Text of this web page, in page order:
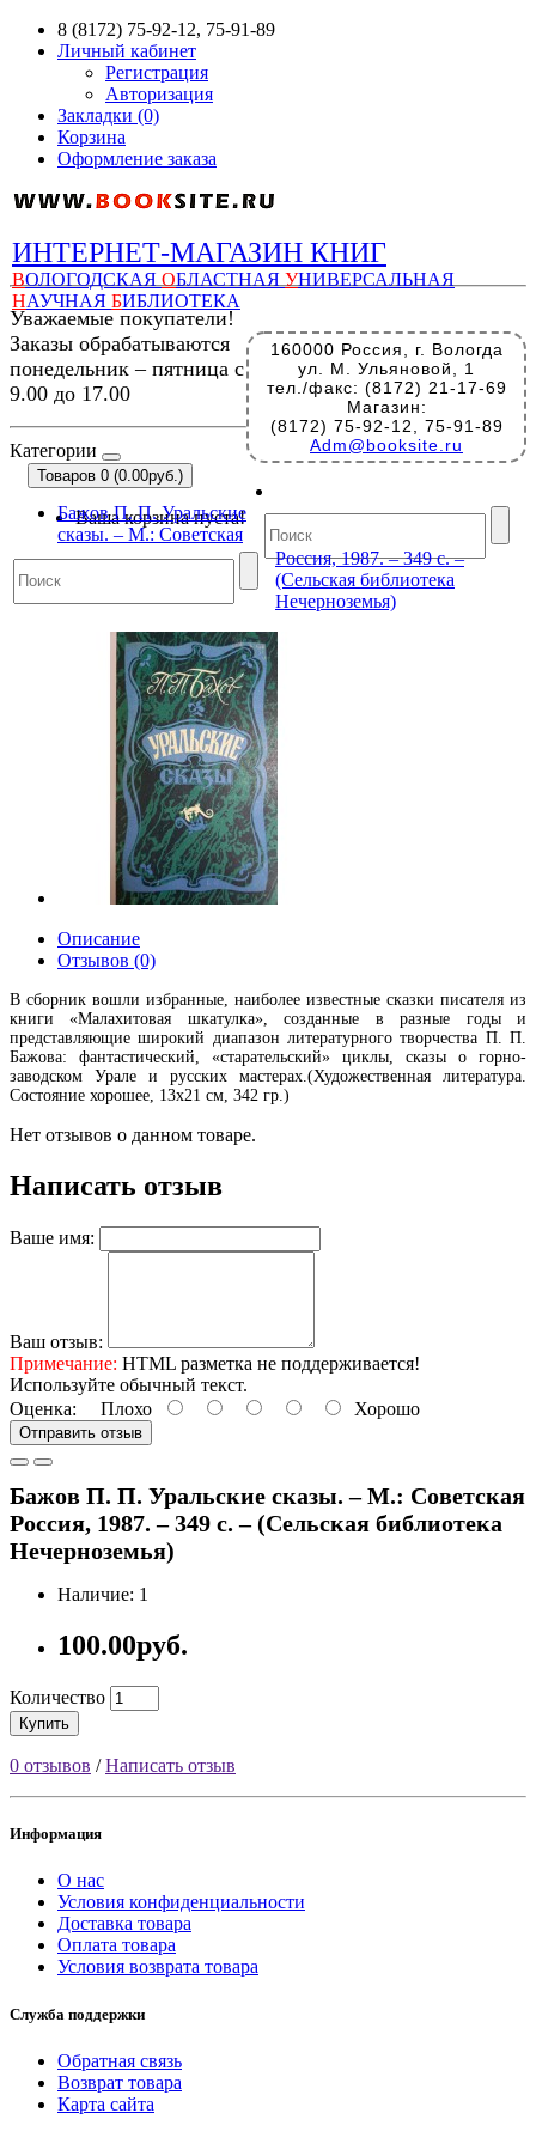
8 (8172) 75-92-12, 75-91-89
Личный кабинет
Регистрация
Авторизация
Закладки (0)
Корзина
Оформление заказа
ИНТЕРНЕТ-МАГАЗИН КНИГ
ВОЛОГОДСКАЯ ОБЛАСТНАЯ УНИВЕРСАЛЬНАЯ
НАУЧНАЯ БИБЛИОТЕКА
160000 Россия, г. Вологда
ул. М. Ульяновой, 1
тел./факс: (8172) 21-17-69
Магазин:
(8172) 75-92-12, 75-91-89
Adm@booksite.ru
Уважаемые покупатели!
Заказы обрабатываются
понедельник – пятница с
9.00 до 17.00
Категории
Товаров 0 (0.00руб.)
Ваша корзина пуста!
Бажов П. П. Уральские
сказы. – М.: Советская
Россия, 1987. – 349 с. –
(Сельская библиотека
Нечерноземья)
Описание
Отзывов (0)
В сборник вошли избранные, наиболее известные сказки писателя из
книги «Малахитовая шкатулка», созданные в разные годы и
представляющие широкий диапазон литературного творчества П. П.
Бажова: фантастический, «старательский» циклы, сказы о горно-
заводском Урале и русских мастерах.(Художественная литература.
Состояние хорошее, 13х21 см, 342 гр.)
Нет отзывов о данном товаре.
Написать отзыв
Ваше имя:
Ваш отзыв:
Примечание: HTML разметка не поддерживается!
Используйте обычный текст.
Оценка: Плохо Хорошо
Отправить отзыв
Бажов П. П. Уральские сказы. – М.: Советская
Россия, 1987. – 349 с. – (Сельская библиотека
Нечерноземья)
Наличие: 1
100.00руб.
Количество
Купить
0 отзывов /Написать отзыв
Информация
О нас
Условия конфиденциальности
Доставка товара
Оплата товара
Условия возврата товара
Служба поддержки
Обратная связь
Возврат товара
Карта сайта